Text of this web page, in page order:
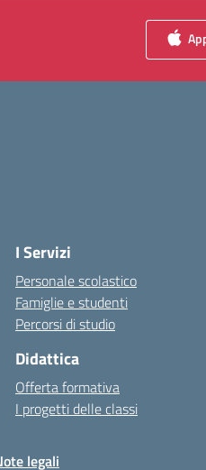
I Servizi
Personale scolastico
Famiglie e studenti
Percorsi di studio
Didattica
Offerta formativa
I progetti delle classi
legali